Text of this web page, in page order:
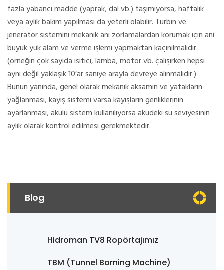
fazla yabancı madde (yaprak, dal vb.) taşımıyorsa, haftalık
veya aylık bakım yapılması da yeterli olabilir. Türbin ve
jeneratör sistemini mekanik ani zorlamalardan korumak için ani
büyük yük alam ve verme işlemi yapmaktan kaçınılmalıdır.
(örneğin çok sayıda ısıtıcı, lamba, motor vb. çalışırken hepsi
aynı değil yaklaşık 10’ar saniye arayla devreye alınmalıdır.)
Bunun yanında, genel olarak mekanik aksamın ve yatakların
yağlanması, kayış sistemi varsa kayışların genliklerinin
ayarlanması, akülü sistem kullanılıyorsa aküdeki su seviyesinin
aylık olarak kontrol edilmesi gerekmektedir.
Blog
Hidroman TV8 Ropörtajımız
TBM (Tunnel Borning Machine)